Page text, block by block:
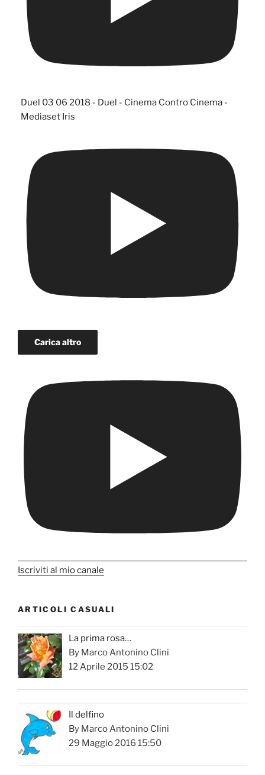
Duel 03 06 2018 - Duel - Cinema Contro Cinema -
Mediaset Iris
Carica altro
Iscriviti al mio canale
ARTICOLI CASUALI
La prima rosa…
By Marco Antonino Clini
12 Aprile 2015 15:02
Il delfino
By Marco Antonino Clini
29 Maggio 2016 15:50